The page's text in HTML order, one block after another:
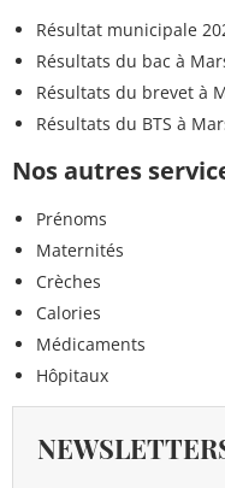
Résultat municipale
Résultats du bac à
Résultats du brevet à
Résultats du BTS à
Nos autres
Prénoms
Maternités
Crèches
Calories
Médicaments
Hôpitaux